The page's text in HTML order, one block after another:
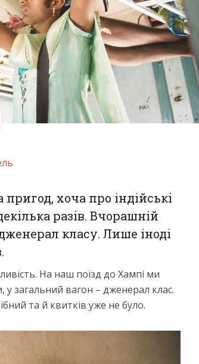
хоча про індійські
разів. Вчорашній
класу. Лише іноді
На наш поїзд до Хампі ми
загальний вагон – дженерал клас.
та й квитків уже не було.